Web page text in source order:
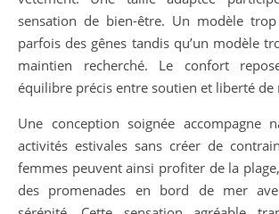
sensation de bien-être. Un modèle
parfois des gênes tandis qu’un modèle
maintien recherché. Le confort
équilibre précis entre soutien et liberté de
Une conception soignée accompagne
activités estivales sans créer de
femmes peuvent ainsi profiter de la
des promenades en bord de mer